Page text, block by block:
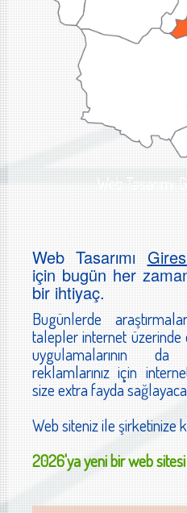
Web Tasarımı
Web Tasarımı
için bugün her
bir ihtiyaç.
Bugünlerde
talepler internet üzerinde
uygulamalarının da
reklamlarınız için
size extra fayda
Web siteniz ile şirketinize
2026'ya yeni bir web